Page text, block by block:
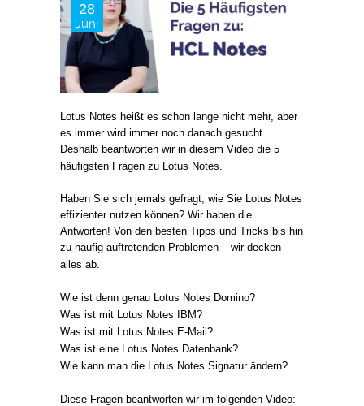
28
Juni
Lotus Notes heißt es schon lange nicht mehr, aber
es immer wird immer noch danach gesucht.
Deshalb beantworten wir in diesem Video die 5
häufigsten Fragen zu Lotus Notes.
Haben Sie sich jemals gefragt, wie Sie Lotus Notes
effizienter nutzen können? Wir haben die
Antworten! Von den besten Tipps und Tricks bis hin
zu häufig auftretenden Problemen – wir decken
alles ab.
Wie ist denn genau Lotus Notes Domino?
Was ist mit Lotus Notes IBM?
Was ist mit Lotus Notes E-Mail?
Was ist eine Lotus Notes Datenbank?
Wie kann man die Lotus Notes Signatur ändern?
Diese Fragen beantworten wir im folgenden Video: